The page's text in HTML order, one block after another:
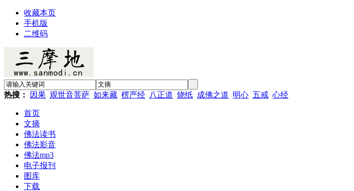
收藏本页
手机版
二维码
热搜： 因果 观世音菩萨 如来藏 楞严经 八正道 烧纸 成佛之道 明心 五戒 心经
首页
文摘
佛法读书
佛法影音
佛法mp3
电子报刊
图库
下载